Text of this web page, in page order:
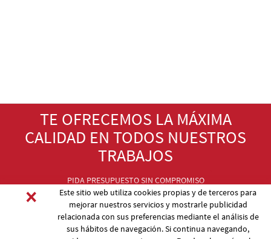
TE OFRECEMOS LA MÁXIMA
CALIDAD EN TODOS NUESTROS
TRABAJOS
PIDA PRESUPUESTO SIN COMPROMISO
×
Este sitio web utiliza cookies propias y de terceros para
mejorar nuestros servicios y mostrarle publicidad
relacionada con sus preferencias mediante el análisis de
sus hábitos de navegación. Si continua navegando,